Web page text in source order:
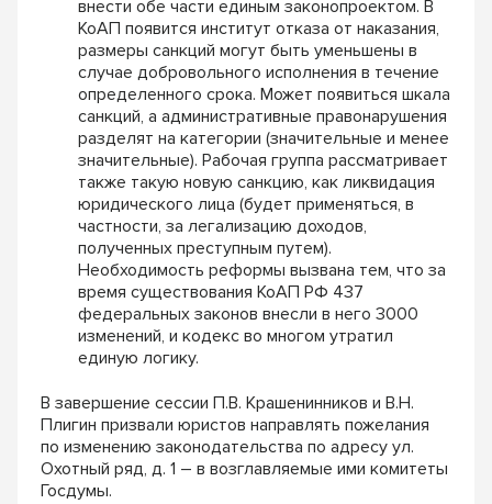
внести обе части единым законопроектом. В
КоАП появится институт отказа от наказания,
размеры санкций могут быть уменьшены в
случае добровольного исполнения в течение
определенного срока. Может появиться шкала
санкций, а административные правонарушения
разделят на категории (значительные и менее
значительные). Рабочая группа рассматривает
также такую новую санкцию, как ликвидация
юридического лица (будет применяться, в
частности, за легализацию доходов,
полученных преступным путем).
Необходимость реформы вызвана тем, что за
время существования КоАП РФ 437
федеральных законов внесли в него 3000
изменений, и кодекс во многом утратил
единую логику.
В завершение сессии П.В. Крашенинников и В.Н.
Плигин призвали юристов направлять пожелания
по изменению законодательства по адресу ул.
Охотный ряд, д. 1 – в возглавляемые ими комитеты
Госдумы.